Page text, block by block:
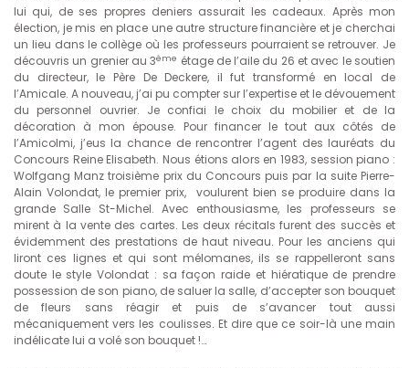
lui qui, de ses propres deniers assurait les cadeaux. Après mon
élection, je mis en place une autre structure financière et je cherchai
un lieu dans le collège où les professeurs pourraient se retrouver. Je
découvris un grenier au 3ème étage de l’aile du 26 et avec le soutien
du directeur, le Père De Deckere, il fut transformé en local de
l’Amicale. A nouveau, j’ai pu compter sur l’expertise et le dévouement
du personnel ouvrier. Je confiai le choix du mobilier et de la
décoration à mon épouse. Pour financer le tout aux côtés de
l’Amicolmi, j’eus la chance de rencontrer l’agent des lauréats du
Concours Reine Elisabeth. Nous étions alors en 1983, session piano :
Wolfgang Manz troisième prix du Concours puis par la suite Pierre-
Alain Volondat, le premier prix, voulurent bien se produire dans la
grande Salle St-Michel. Avec enthousiasme, les professeurs se
mirent à la vente des cartes. Les deux récitals furent des succès et
évidemment des prestations de haut niveau. Pour les anciens qui
liront ces lignes et qui sont mélomanes, ils se rappelleront sans
doute le style Volondat : sa façon raide et hiératique de prendre
possession de son piano, de saluer la salle, d’accepter son bouquet
de fleurs sans réagir et puis de s’avancer tout aussi
mécaniquement vers les coulisses. Et dire que ce soir-là une main
indélicate lui a volé son bouquet !…